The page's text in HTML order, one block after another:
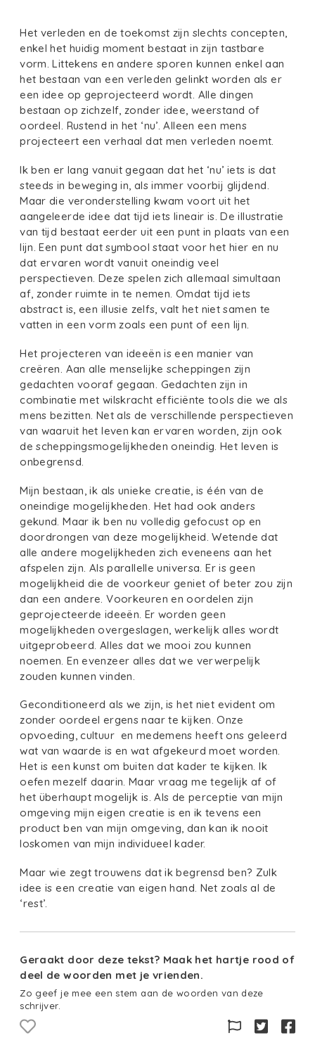
Het verleden en de toekomst zijn slechts concepten,
enkel het huidig moment bestaat in zijn tastbare
vorm. Littekens en andere sporen kunnen enkel aan
het bestaan van een verleden gelinkt worden als er
een idee op geprojecteerd wordt. Alle dingen
bestaan op zichzelf, zonder idee, weerstand of
oordeel. Rustend in het ‘nu’. Alleen een mens
projecteert een verhaal dat men verleden noemt.
Ik ben er lang vanuit gegaan dat het ‘nu’ iets is dat
steeds in beweging in, als immer voorbij glijdend.
Maar die veronderstelling kwam voort uit het
aangeleerde idee dat tijd iets lineair is. De illustratie
van tijd bestaat eerder uit een punt in plaats van een
lijn. Een punt dat symbool staat voor het hier en nu
dat ervaren wordt vanuit oneindig veel
perspectieven. Deze spelen zich allemaal simultaan
af, zonder ruimte in te nemen. Omdat tijd iets
abstract is, een illusie zelfs, valt het niet samen te
vatten in een vorm zoals een punt of een lijn.
Het projecteren van ideeën is een manier van
creëren. Aan alle menselijke scheppingen zijn
gedachten vooraf gegaan. Gedachten zijn in
combinatie met wilskracht efficiënte tools die we als
mens bezitten. Net als de verschillende perspectieven
van waaruit het leven kan ervaren worden, zijn ook
de scheppingsmogelijkheden oneindig. Het leven is
onbegrensd.
Mijn bestaan, ik als unieke creatie, is één van de
oneindige mogelijkheden. Het had ook anders
gekund. Maar ik ben nu volledig gefocust op en
doordrongen van deze mogelijkheid. Wetende dat
alle andere mogelijkheden zich eveneens aan het
afspelen zijn. Als parallelle universa. Er is geen
mogelijkheid die de voorkeur geniet of beter zou zijn
dan een andere. Voorkeuren en oordelen zijn
geprojecteerde ideeën. Er worden geen
mogelijkheden overgeslagen, werkelijk alles wordt
uitgeprobeerd. Alles dat we mooi zou kunnen
noemen. En evenzeer alles dat we verwerpelijk
zouden kunnen vinden.
Geconditioneerd als we zijn, is het niet evident om
zonder oordeel ergens naar te kijken. Onze
opvoeding, cultuur en medemens heeft ons geleerd
wat van waarde is en wat afgekeurd moet worden.
Het is een kunst om buiten dat kader te kijken. Ik
oefen mezelf daarin. Maar vraag me tegelijk af of
het überhaupt mogelijk is. Als de perceptie van mijn
omgeving mijn eigen creatie is en ik tevens een
product ben van mijn omgeving, dan kan ik nooit
loskomen van mijn individueel kader.
Maar wie zegt trouwens dat ik begrensd ben? Zulk
idee is een creatie van eigen hand. Net zoals al de
‘rest’.
Geraakt door deze tekst? Maak het hartje rood of
deel de woorden met je vrienden.
Zo geef je mee een stem aan de woorden van deze
schrijver.